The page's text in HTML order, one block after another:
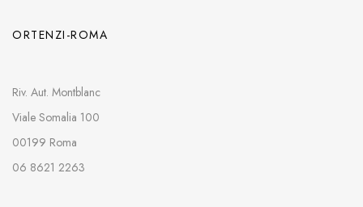
ORTENZI-ROMA
Riv. Aut. Montblanc
Viale Somalia 100
00199 Roma
06 8621 2263